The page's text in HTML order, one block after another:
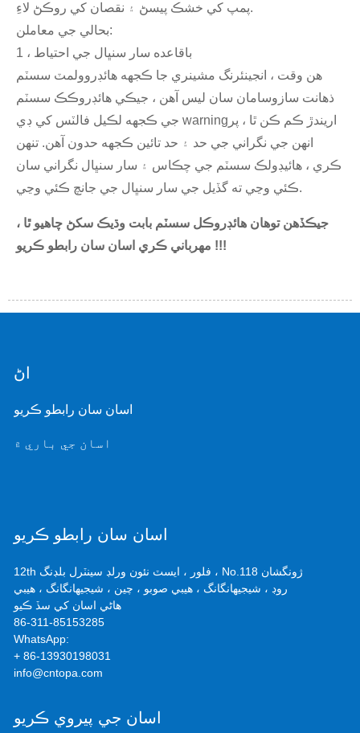
پمپ کي خشڪ پيسڻ ۽ نقصان کي روڪڻ لاءِ.
بحالي جي معاملن:
1 ، باقاعده سار سنڀال جي احتياط
هن وقت ، انجينئرنگ مشينري جا ڪجهه هائڊروولمٽ سسٽم
ذهانت سازوسامان سان ليس آهن ، جيڪي هائڊروڪڪ سسٽم
جي ڪجهه لڪيل فالٽس کي ڊي warningاريندڙ ڪم ڪن ٿا ، پر
انهن جي نگراني جي حد ۽ حد تائين ڪجهه حدون آهن. تنهن
ڪري ، هائيڊولڪ سسٽم جي چڪاس ۽ سار سنڀال نگراني سان
ڪئي وڃي ته گڏيل جي سار سنڀال جي جانچ ڪئي وڃي.
جيڪڏھن توھان ھائڊروڪل سسٽم بابت وڌيڪ سکڻ چاھيو ٿا ،
مھرباني ڪري اسان سان رابطو ڪريو !!!
اڻ
اسان سان رابطو ڪريو
اسان جي باري ۾
اسان سان رابطو ڪريو
12th فلور ، ايسٽ نئون ورلڊ سينٽرل بلڊنگ ، No.118 ژونگشان
روڊ ، شيجيهانگانگ ، هيبي صوبو ، چين ، شيجيهانگانگ ، هيبي
هاڻي اسان کي سڏ ڪيو
86-311-85153285
WhatsApp:
+ 86-13930198031
info@cntopa.com
اسان جي پيروي ڪريو